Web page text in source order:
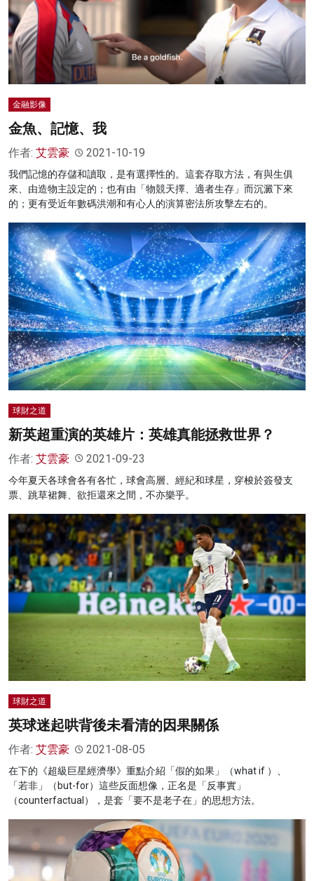
金融影像
金魚、記憶、我
作者: 艾雲豪 2021-10-19
我們記憶的存儲和讀取，是有選擇性的。這套存取方法，有與生俱
來、由造物主設定的；也有由「物競天擇、適者生存」而沉澱下來
的；更有受近年數碼洪潮和有心人的演算密法所攻擊左右的。
球財之道
新英超重演的英雄片：英雄真能拯救世界？
作者: 艾雲豪 2021-09-23
今年夏天各球會各有各忙，球會高層、經紀和球星，穿梭於簽發支
票、跳草裙舞、欲拒還來之間，不亦樂乎。
球財之道
英球迷起哄背後未看清的因果關係
作者: 艾雲豪 2021-08-05
在下的《超級巨星經濟學》重點介紹「假的如果」（what if ）、
「若非」（but-for）這些反面想像，正名是「反事實」
（counterfactual），是套「要不是老子在」的思想方法。